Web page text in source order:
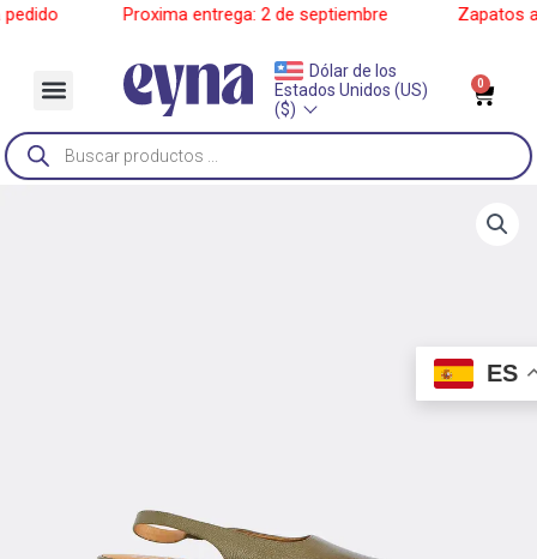
Ir
______ Proxima entrega: 2 de septiembre______ Zapatos a
Menu
Dólar de los
Estados Unidos (US)
($)
0
Búsqueda
de
productos
ES